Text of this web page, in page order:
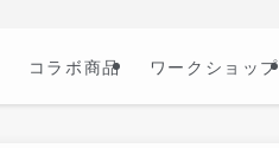
コラボ商品 ワークショップ